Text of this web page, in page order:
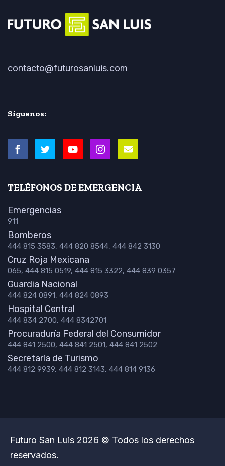
contacto@futurosanluis.com
Síguenos:
TELÉFONOS DE EMERGENCIA
Emergencias
911
Bomberos
444 815 3583, 444 820 8544, 444 842 3130
Cruz Roja Mexicana
065, 444 815 0519, 444 815 3322, 444 839 0357
Guardia Nacional
444 824 0891, 444 824 0893
Hospital Central
444 834 2700, 444 8342701
Procuraduría Federal del Consumidor
444 841 2500, 444 841 2501, 444 841 2502
Secretaría de Turismo
444 812 9939, 444 812 3143, 444 814 9136
Futuro San Luis 2026 © Todos los derechos
reservados.